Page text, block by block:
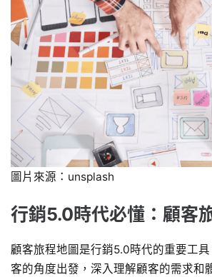
圖片來源：unsplash
行銷5.0時代必懂：顧客
顧客旅程地圖是行銷5.0時代的重要工
客的角度出發，深入理解顧客的需求和